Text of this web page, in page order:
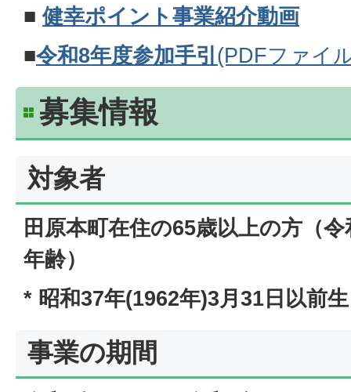
■ 健幸ポイント事業紹介動画
■令和8年度参加手引 (PDFファイ
募集情報
対象者
田原本町在住の65歳以上の方（
年齢）
* 昭和37年(1962年)3月31日以前
事業の期間